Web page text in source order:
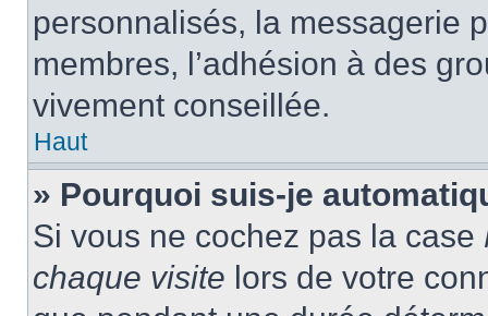
personnalisés, la messagerie
membres, l’adhésion à des
vivement conseillée.
Haut
» Pourquoi suis-je
Si vous ne cochez pas la case
chaque visite lors de votre